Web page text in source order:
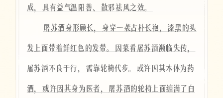
成，具有益气温阳善、散邪祛风之效。
屠苏酒身形顾长，身穿一袭古朴长袍，漆黑的头
发上面带着鲜红色的发带。因菜肴屠苏酒濒临失传，
屠苏酒不良于行，需靠轮椅代步。或许因其本体为药
酒，或许因其身为医者，屠苏酒的轮椅上面缠满了白